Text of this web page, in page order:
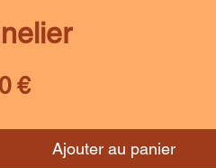
€Prix
Ajouter au panier